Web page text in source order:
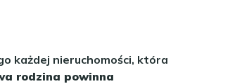
każdej nieruchomości, która
rodzina powinna